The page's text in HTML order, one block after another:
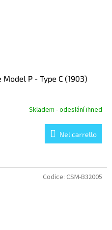
P - Type C (1903)
Skladem - odeslání ihned
Nel carrello
Codice: CSM-B32005